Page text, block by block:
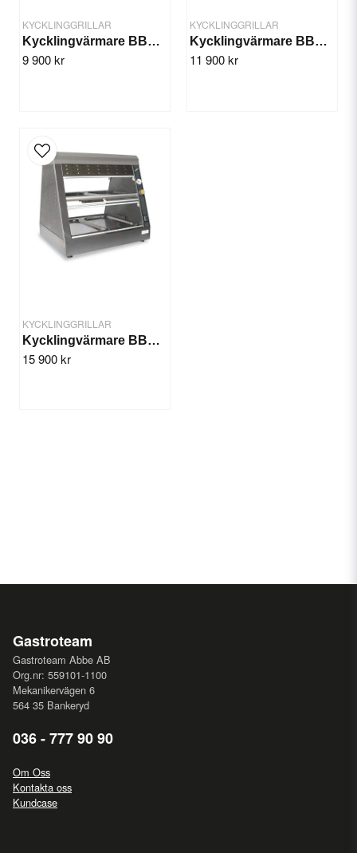
KYCKLINGGRILLAR
Kycklingvärmare BBQ-GN2
9 900 kr
KYCKLINGGRILLAR
Kycklingvärmare BBQ-GN4
11 900 kr
KYCKLINGGRILLAR
Kycklingvärmare BBQ-GN6
15 900 kr
Gastroteam
Gastroteam Abbe AB
Org.nr: 559101-1100
Mekanikervägen 6
564 35 Bankeryd
036 - 777 90 90
Om Oss
Kontakta oss
Kundcase